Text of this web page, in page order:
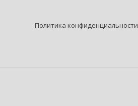
Политика конфиденциальности